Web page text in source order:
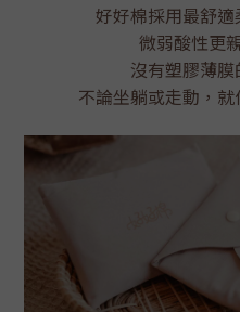
好好棉採用最舒適
微弱酸性更
沒有塑膠薄膜
不論坐躺或走動，